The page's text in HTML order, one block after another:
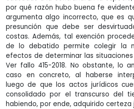
por qué razón hubo buena fe
argumenta algo incorrecto, que es
presunción que debe ser
costas. Además, tal exención
de lo debatido permite colegir la
efectos de determinar las
Ver fallo 415-2018. No obstante, lo
caso en concreto, al haberse
luego de que los actos jurídicos
consolidado por el transcurso del
habiendo, por ende, adquirido certeza